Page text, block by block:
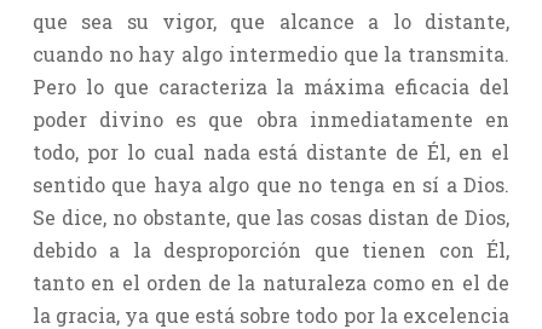
que sea su vigor, que alcance a lo distante,
cuando no hay algo intermedio que la transmita.
Pero lo que caracteriza la máxima eficacia del
poder divino es que obra inmediatamente en
todo, por lo cual nada está distante de Él, en el
sentido que haya algo que no tenga en sí a Dios.
Se dice, no obstante, que las cosas distan de Dios,
debido a la desproporción que tienen con Él,
tanto en el orden de la naturaleza como en el de
la gracia, ya que está sobre todo por la excelencia